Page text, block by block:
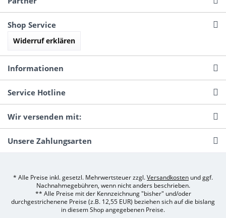
Shop Service
Widerruf erklären
Informationen
Service Hotline
Wir versenden mit:
Unsere Zahlungsarten
* Alle Preise inkl. gesetzl. Mehrwertsteuer zzgl.Versandkosten und ggf.
Nachnahmegebühren, wenn nicht anders beschrieben.
** Alle Preise mit der Kennzeichnung "bisher" und/oder
durchgestrichenene Preise (z.B. 12,55 EUR) beziehen sich auf die bislang
in diesem Shop angegebenen Preise.